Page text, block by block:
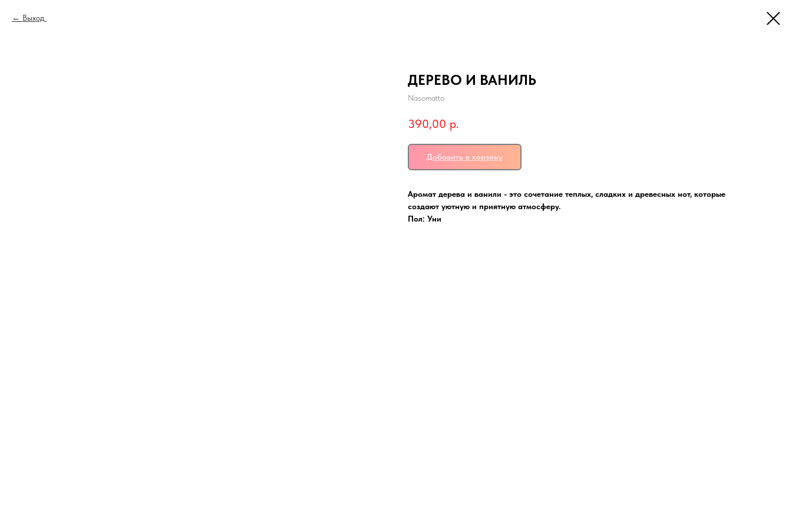
Выход
ДЕРЕВО И ВАНИЛЬ
Nasomatto
390,00 р.
Добавить в корзину
Аромат дерева и ванили - это сочетание теплых, сладких и древесных нот, которые
создают уютную и приятную атмосферу.
Пол: Уни